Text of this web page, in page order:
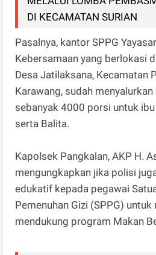
DI KECAMATAN SURIAN
Pasalnya, kantor SPPG
Kebersamaan yang berlokasi
Desa Jatilaksana, Kecamatan
Karawang, sudah
sebanyak 4000 porsi untuk
serta Balita.
Kapolsek Pangkalan, AKP H.
mengungkapkan jika polisi
edukatif kepada pegawai
Pemenuhan Gizi (SPPG)
mendukung program Makan